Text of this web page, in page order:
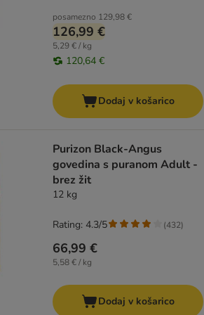
posamezno 129,98 €
126,99 €
5,29 € / kg
120,64 €
Dodaj v košarico
Purizon Black-Angus
govedina s puranom Adult -
brez žit
12 kg
66,99 €
5,58 € / kg
Rating: 4.3/5 (432)
Dodaj v košarico